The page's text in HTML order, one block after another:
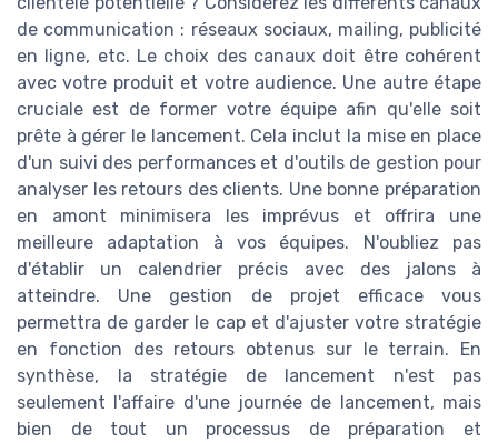
de communication : réseaux sociaux, mailing, publicité
en ligne, etc. Le choix des canaux doit être cohérent
avec votre produit et votre audience. Une autre étape
cruciale est de former votre équipe afin qu'elle soit
prête à gérer le lancement. Cela inclut la mise en place
d'un suivi des performances et d'outils de gestion pour
analyser les retours des clients. Une bonne préparation
en amont minimisera les imprévus et offrira une
meilleure adaptation à vos équipes. N'oubliez pas
d'établir un calendrier précis avec des jalons à
atteindre. Une gestion de projet efficace vous
permettra de garder le cap et d'ajuster votre stratégie
en fonction des retours obtenus sur le terrain. En
synthèse, la stratégie de lancement n'est pas
seulement l'affaire d'une journée de lancement, mais
bien de tout un processus de préparation et